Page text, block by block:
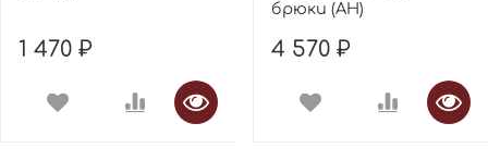
1 470 ₽
брюки (АН)
4 570 ₽